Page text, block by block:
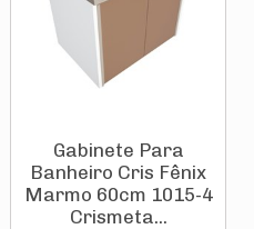
Gabinete Para
Banheiro Cris Fênix
Marmo 60cm 1015-4
Crismeta...